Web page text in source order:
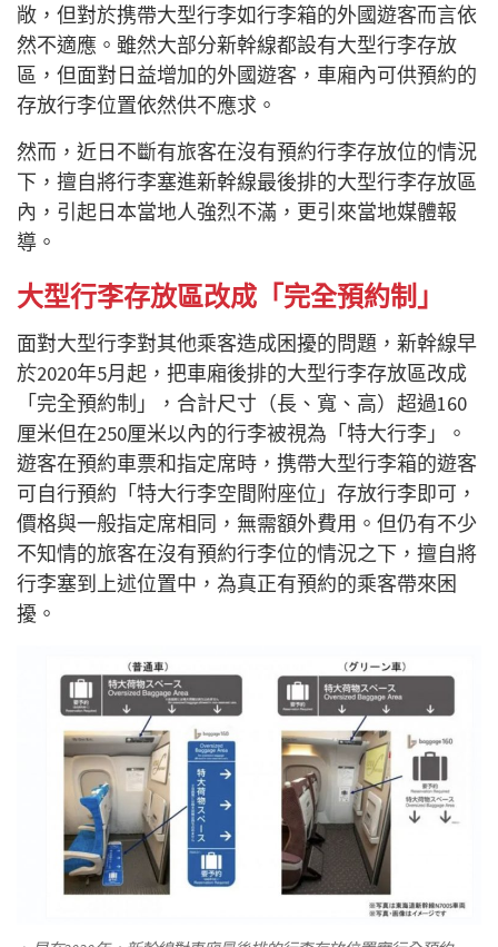
敞，但對於携帶大型行李如行李箱的外國遊客而言依
然不適應。雖然大部分新幹線都設有大型行李存放
區，但面對日益增加的外國遊客，車廂內可供預約的
存放行李位置依然供不應求。
然而，近日不斷有旅客在沒有預約行李存放位的情況
下，擅自將行李塞進新幹線最後排的大型行李存放區
內，引起日本當地人強烈不滿，更引來當地媒體報
導。
大型行李存放區改成「完全預約制」
面對大型行李對其他乘客造成困擾的問題，新幹線早
於2020年5月起，把車廂後排的大型行李存放區改成
「完全預約制」，合計尺寸（長、寬、高）超過160
厘米但在250厘米以內的行李被視為「特大行李」。
遊客在預約車票和指定席時，携帶大型行李箱的遊客
可自行預約「特大行李空間附座位」存放行李即可，
價格與一般指定席相同，無需額外費用。但仍有不少
不知情的旅客在沒有預約行李位的情況之下，擅自將
行李塞到上述位置中，為真正有預約的乘客帶來困
擾。